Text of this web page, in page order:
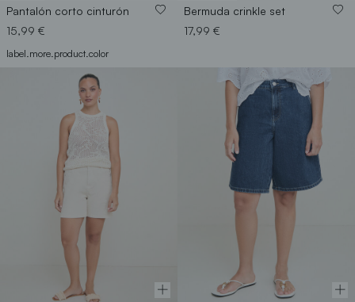
Pantalón corto cinturón
15,99 €
label.more.product.color
Bermuda crinkle set
17,99 €